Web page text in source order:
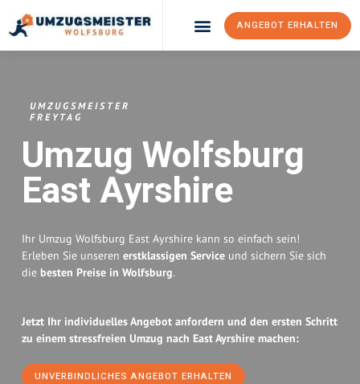
ANGEBOT ERHALTEN
UMZUGSMEISTER
FREYTAG
Umzug Wolfsburg
East Ayrshire
Ihr Umzug Wolfsburg East Ayrshire kann so einfach sein!
Erleben Sie unseren erstklassigen Service und sichern Sie sich
die besten Preise in Wolfsburg.
Jetzt Ihr individuelles Angebot anfordern und den ersten Schritt
zu einem stressfreien Umzug nach East Ayrshire machen:
UNVERBINDLICHES ANGEBOT ERHALTEN